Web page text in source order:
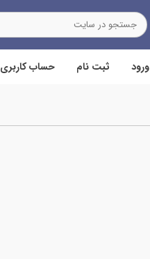
ورود ثبت نام حساب کاربری